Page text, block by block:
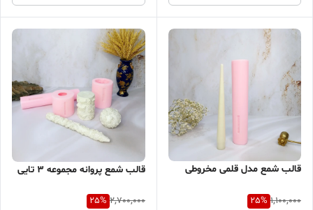
قالب شمع مدل قلمی مخروطی
1,100,000
25%
قالب شمع پروانه مجموعه 3 تایی
2,700,000
25%